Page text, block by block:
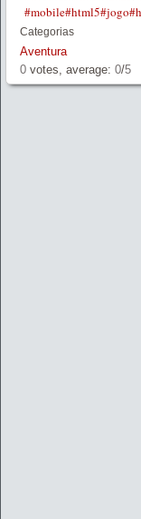
Categorias
Aventura
0 votes, average: 0/5